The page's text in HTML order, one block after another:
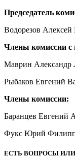
Председатель
Водорезов
Члены комиссии с
Маврин Александр
Рыбаков Евгений
Члены комиссии:
Баранцев Евгений
Фукс Юрий
ЕСТЬ ВОПРОСЫ